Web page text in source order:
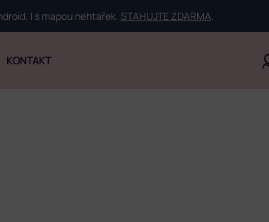
I s mapou nehtařek. STAHUJTE ZDARMA.
KONTAKT